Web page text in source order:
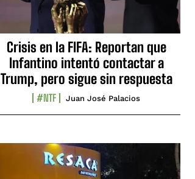
Crisis en la FIFA: Reportan que
Infantino intentó contactar a
Trump, pero sigue sin respuesta
#NTF Juan José Palacios